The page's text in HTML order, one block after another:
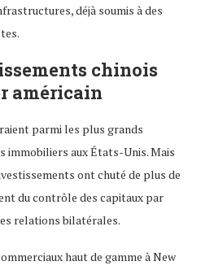
déjà soumis à des
chinois
américain
parmi les plus grands
immobiliers aux États-Unis. Mais
ont chuté de plus de
du contrôle des capitaux par
relations bilatérales.
haut de gamme à New